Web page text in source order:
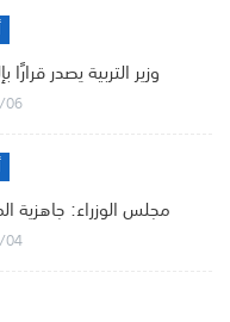
وزير التربية يصدر
مجلس الوزراء: جاهزية